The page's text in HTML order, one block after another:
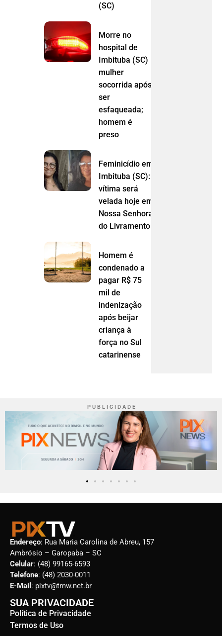
(SC)
Morre no
hospital de
Imbituba (SC)
mulher
socorrida após
ser
esfaqueada;
homem é
preso
Feminicídio em
Imbituba (SC):
vítima será
velada hoje em
Nossa Senhora
do Livramento (MT)
Homem é
condenado a
pagar R$ 75
mil de
indenização
após beijar
criança à
força no Sul
catarinense
P U B L I C I D A D E
Endereço: Rua Maria Carolina de Abreu, 157
Ambrósio – Garopaba – SC
Celular: (48) 99165-6593
Telefone: (48) 2030-0011
E-Mail : pixtv@tmw.net.br
SUA PRIVACIDADE
Política de Privacidade
Termos de Uso